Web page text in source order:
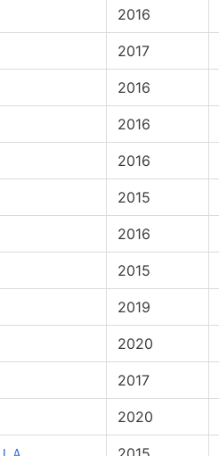
2016
2017
2016
2016
2016
2015
2016
2015
2019
2020
2017
2020